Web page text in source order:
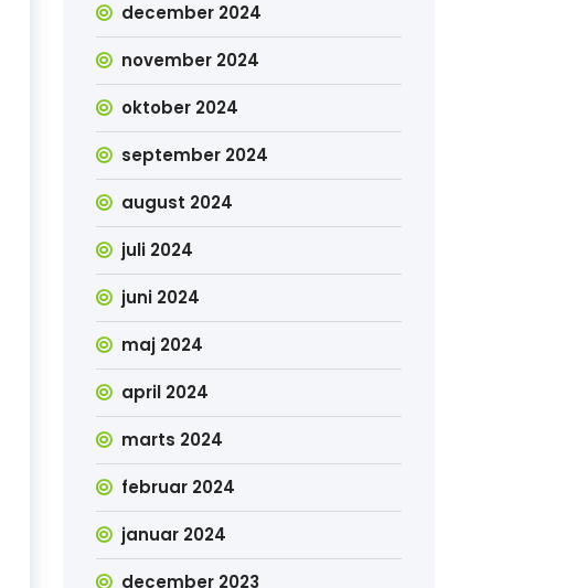
december 2024
november 2024
oktober 2024
september 2024
august 2024
juli 2024
juni 2024
maj 2024
april 2024
marts 2024
februar 2024
januar 2024
december 2023